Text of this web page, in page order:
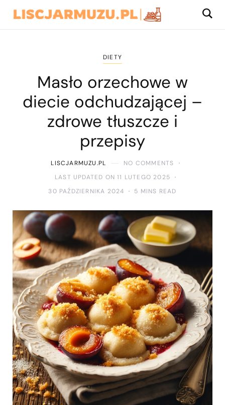
DIETY
Masło orzechowe w
diecie odchudzającej –
zdrowe tłuszcze i
przepisy
LISCJARMUZU.PL
NO COMMENTS
LAST UPDATED ON 11 LUTEGO 2025
30 PAŹDZIERNIKA 2024
5 MINS READ